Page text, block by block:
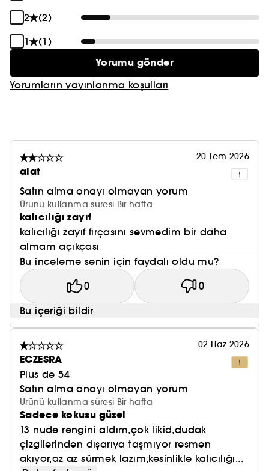
2
(2)
1
(1)
Yorumu gönder
Yorumların yayınlanma koşulları
20 Tem 2026
alat
Satın alma onayı olmayan yorum
Ürünü kullanma süresi Bir hafta
kalıcılığı zayıf
kalıcılığı zayıf fırçasını sevmedim bir daha
almam açıkçası
Bu inceleme senin için faydalı oldu mu?
0 0
Bu içeriği bildir
02 Haz 2026
ECZESRA
Plus de 54
Satın alma onayı olmayan yorum
Ürünü kullanma süresi Bir hafta
Sadece kokusu güzel
13 nude rengini aldım,çok likid,dudak
çizgilerinden dışarıya taşmıyor resmen
akıyor,az az sürmek lazım,kesinlikle kalıcılığı...